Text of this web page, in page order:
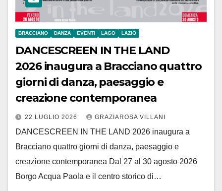
BRACCIANO DANZA EVENTI LAGO LAZIO
DANCESCREEN IN THE LAND
2026 inaugura a Bracciano quattro
giorni di danza, paesaggio e
creazione contemporanea
22 LUGLIO 2026 GRAZIAROSA VILLANI
DANCESCREEN IN THE LAND 2026 inaugura a
Bracciano quattro giorni di danza, paesaggio e
creazione contemporanea Dal 27 al 30 agosto 2026
Borgo Acqua Paola e il centro storico di…